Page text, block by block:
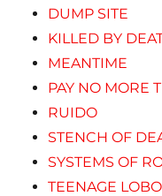
DUMP SITE
KILLED BY
MEANTIME
PAY NO MORE
RUIDO
STENCH OF
SYSTEMS OF
TEENAGE